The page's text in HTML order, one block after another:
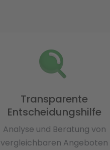
Transparente
Entscheidungshilfe
Analyse und Beratung von
vergleichbaren Angeboten